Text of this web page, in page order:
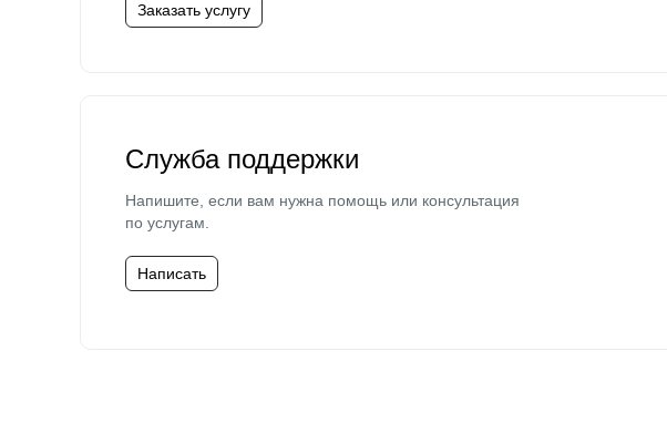
Заказать услугу
Служба поддержки
Напишите, если вам нужна помощь или консультация
по услугам.
Написать